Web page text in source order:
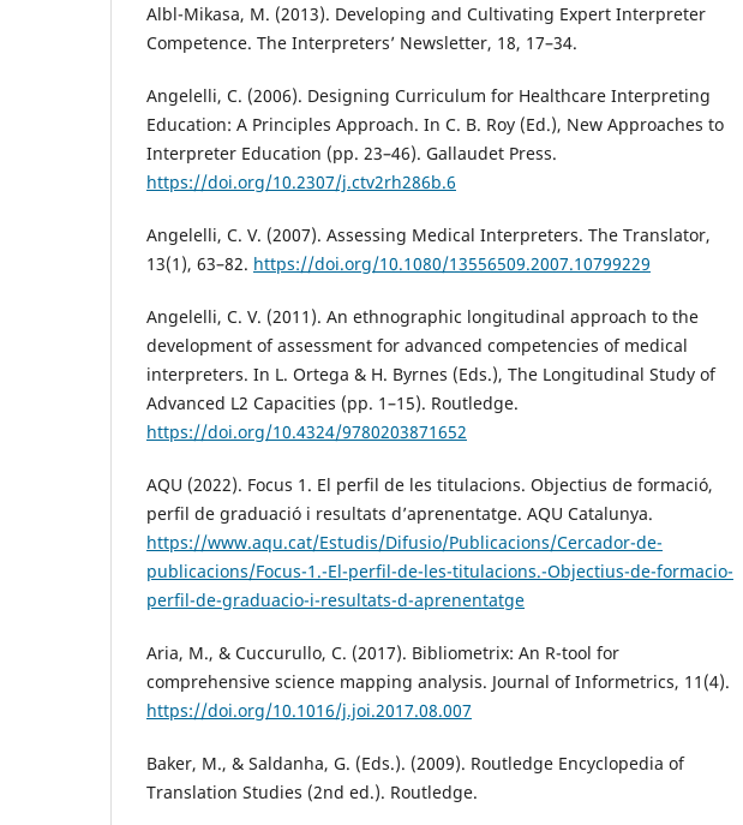
Albl-Mikasa, M. (2013). Developing and Cultivating Expert Interpreter
Competence. The Interpreters’ Newsletter, 18, 17–34.
Angelelli, C. (2006). Designing Curriculum for Healthcare Interpreting
Education: A Principles Approach. In C. B. Roy (Ed.), New Approaches to
Interpreter Education (pp. 23–46). Gallaudet Press.
https://doi.org/10.2307/j.ctv2rh286b.6
Angelelli, C. V. (2007). Assessing Medical Interpreters. The Translator,
13(1), 63–82. https://doi.org/10.1080/13556509.2007.10799229
Angelelli, C. V. (2011). An ethnographic longitudinal approach to the
development of assessment for advanced competencies of medical
interpreters. In L. Ortega & H. Byrnes (Eds.), The Longitudinal Study of
Advanced L2 Capacities (pp. 1–15). Routledge.
https://doi.org/10.4324/9780203871652
AQU (2022). Focus 1. El perfil de les titulacions. Objectius de formació,
perfil de graduació i resultats d’aprenentatge. AQU Catalunya.
https://www.aqu.cat/Estudis/Difusio/Publicacions/Cercador-de-
publicacions/Focus-1.-El-perfil-de-les-titulacions.-Objectius-de-formacio-
perfil-de-graduacio-i-resultats-d-aprenentatge
Aria, M., & Cuccurullo, C. (2017). Bibliometrix: An R-tool for
comprehensive science mapping analysis. Journal of Informetrics, 11(4).
https://doi.org/10.1016/j.joi.2017.08.007
Baker, M., & Saldanha, G. (Eds.). (2009). Routledge Encyclopedia of
Translation Studies (2nd ed.). Routledge.